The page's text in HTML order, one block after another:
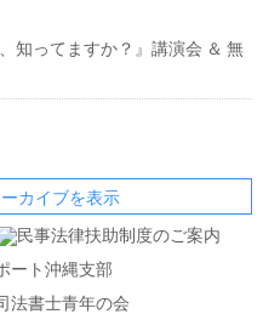
知ってますか？』講演会 ＆ 無
カイブを表示